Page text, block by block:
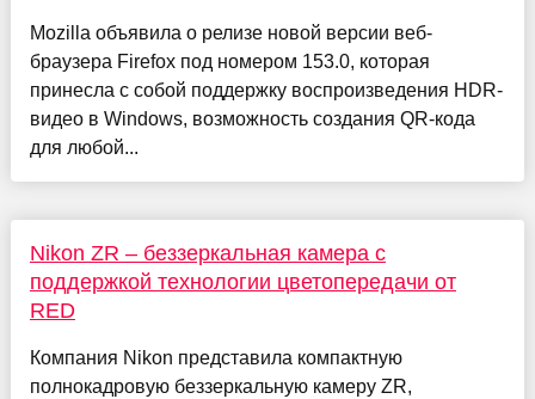
Mozilla объявила о релизе новой версии веб-
браузера Firefox под номером 153.0, которая
принесла с собой поддержку воспроизведения HDR-
видео в Windows, возможность создания QR-кода
для любой...
Nikon ZR – беззеркальная камера с
поддержкой технологии цветопередачи от
RED
Компания Nikon представила компактную
полнокадровую беззеркальную камеру ZR,